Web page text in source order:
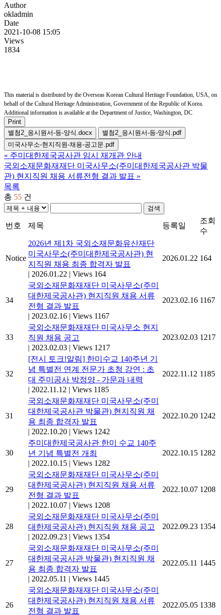
Author
okladmin
Date
2021-10-08 15:05
Views
1834
This material is distributed by the Overseas Korean Cultural Heritage Foundation, USA, on
behalf of the Cultural Heritage Administration, Government of the Republic of Korea.
Additional information is available at the Department of Justice, Washington, DC
Print
별첨2_응시원서-등-양식.docx
별첨2_응시원서-등-양식.pdf
미국사무소-현지직원-채용-공고문.pdf
« 주미대한제국공사관 임시 재개관 안내
국외소재문화재재단 미국사무소(주미대한제국공사관 박물
관) 현지직원 채용 서류전형 결과 발표 »
목록
총 55 건
검색
번호 제목 등록일
조회
수
Notice
2026년 제1차 국외소재문화유산재단
미국사무소(주미대한제국공사관) 현
지직원 채용 최종 합격자 발표
| 2026.01.22 | Views 164
2026.01.22 164
34
국외소재문화재재단 미국사무소(주미
대한제국공사관) 현지직원 채용 서류
전형 결과 발표
| 2023.02.16 | Views 1167
2023.02.16 1167
33
국외소재문화재재단 미국사무소 현지
직원 채용 공고
| 2023.02.03 | Views 1217
2023.02.03 1217
32
[전시 토크!알림] 한미수교 140주년 기
념 특별전 연계 전문가 초청 강연 : 초
대 주미공사 박정양 - 가문과 내력
| 2022.11.12 | Views 1185
2022.11.12 1185
31
국외소재문화재재단 미국사무소(주미
대한제국공사관 박물관) 현지직원 채
용 최종 합격자 발표
| 2022.10.20 | Views 1242
2022.10.20 1242
30
주미대한제국공사관 한미 수교 140주
년 기념 특별전 개최
| 2022.10.15 | Views 1282
2022.10.15 1282
29
국외소재문화재재단 미국사무소(주미
대한제국공사관) 현지직원 채용 서류
전형 결과 발표
| 2022.10.07 | Views 1208
2022.10.07 1208
28
국외소재문화재재단 미국사무소(주미
대한제국공사관) 현지직원 채용 공고
| 2022.09.23 | Views 1354
2022.09.23 1354
27
국외소재문화재재단 미국사무소(주미
대한제국공사관 박물관) 현지직원 채
용 최종 합격자 발표
| 2022.05.11 | Views 1445
2022.05.11 1445
26
국외소재문화재재단 미국사무소(주미
대한제국공사관) 현지직원 채용 서류
전형 결과 발표
2022.05.05 1338